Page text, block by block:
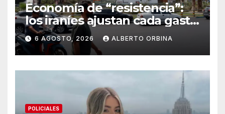
Economía de “resistencia”:
los iraníes ajustan cada gasto
para sobrevivir tras cinco
meses de guerra contra
Estados Unidos e Israel
6 AGOSTO, 2026 ALBERTO ORBINA
POLICIALES